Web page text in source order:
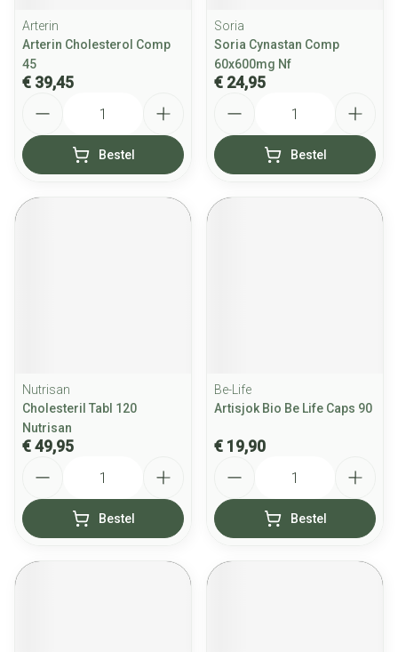
Arterin
Arterin Cholesterol Comp
45
€ 39,45
Bestel
Soria
Soria Cynastan Comp
60x600mg Nf
€ 24,95
Bestel
Nutrisan
Cholesteril Tabl 120
Nutrisan
€ 49,95
Bestel
Be-Life
Artisjok Bio Be Life Caps 90
€ 19,90
Bestel